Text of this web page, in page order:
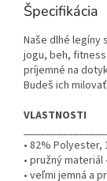
Špecifikácia
Naše dlhé legíny
jogu, beh,
príjemné na
Budeš ich
VLASTNOSTI
• 82% Polyester,
• pružný
• veľmi jemná a